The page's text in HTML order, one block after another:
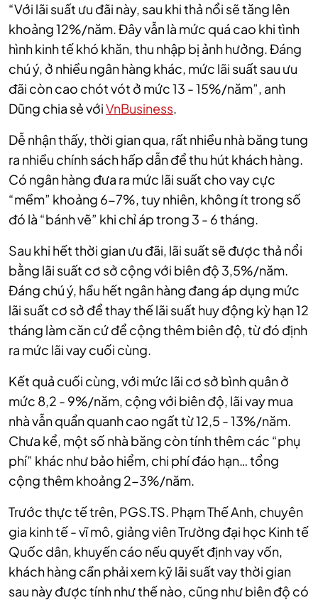
“Với lãi suất ưu đãi này, sau khi thả nổi sẽ tăng lên
khoảng 12%/năm. Đây vẫn là mức quá cao khi tình
hình kinh tế khó khăn, thu nhập bị ảnh hưởng. Đáng
chú ý, ở nhiều ngân hàng khác, mức lãi suất sau ưu
đãi còn cao chót vót ở mức 13 - 15%/năm”, anh
Dũng chia sẻ vớiVnBusiness.
Dễ nhận thấy, thời gian qua, rất nhiều nhà băng tung
ra nhiều chính sách hấp dẫn để thu hút khách hàng.
Có ngân hàng đưa ra mức lãi suất cho vay cực
“mềm” khoảng 6-7%, tuy nhiên, không ít trong số
đó là “bánh vẽ” khi chỉ áp trong 3 - 6 tháng.
Sau khi hết thời gian ưu đãi, lãi suất sẽ được thả nổi
bằng lãi suất cơ sở cộng với biên độ 3,5%/năm.
Đáng chú ý, hầu hết ngân hàng đang áp dụng mức
lãi suất cơ sở để thay thế lãi suất huy động kỳ hạn 12
tháng làm căn cứ để cộng thêm biên độ, từ đó định
ra mức lãi vay cuối cùng.
Kết quả cuối cùng, với mức lãi cơ sở bình quân ở
mức 8,2 - 9%/năm, cộng với biên độ, lãi vay mua
nhà vẫn quẩn quanh cao ngất từ 12,5 - 13%/năm.
Chưa kể, một số nhà băng còn tính thêm các “phụ
phí” khác như bảo hiểm, chi phí đáo hạn… tổng
cộng thêm khoảng 2-3%/năm.
Trước thực tế trên, PGS.TS. Phạm Thế Anh, chuyên
gia kinh tế - vĩ mô, giảng viên Trường đại học Kinh tế
Quốc dân, khuyến cáo nếu quyết định vay vốn,
khách hàng cần phải xem kỹ lãi suất vay thời gian
sau này được tính như thế nào, cũng như biên độ có